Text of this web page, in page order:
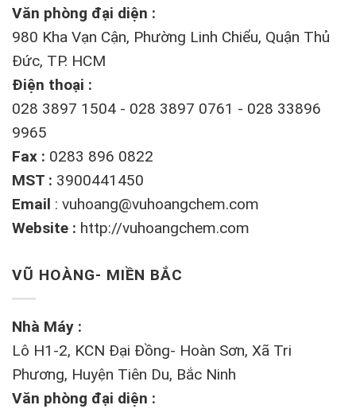
Văn phòng đại diện :
980 Kha Vạn Cận, Phường Linh Chiểu, Quận Thủ
Đức, TP. HCM
Điện thoại :
028 3897 1504 - 028 3897 0761 - 028 33896
9965
Fax : 0283 896 0822
MST : 3900441450
Email : vuhoang@vuhoangchem.com
Website : http://vuhoangchem.com
VŨ HOÀNG- MIỀN BẮC
Nhà Máy :
Lô H1-2, KCN Đại Đồng- Hoàn Sơn, Xã Tri
Phương, Huyện Tiên Du, Bắc Ninh
Văn phòng đại diện :